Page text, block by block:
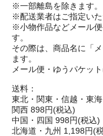
※一部離島を除きます。
※配送業者はご指定い
※小物作品などメール
す。
その際は、商品名に「
ます。
メール便・ゆうパケッ
送料：
東北・関東・信越・東
関西 898円(税込)
中国・四国 998円(税込)
北海道・九州 1,198円(